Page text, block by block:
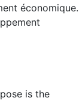
économique.
is the